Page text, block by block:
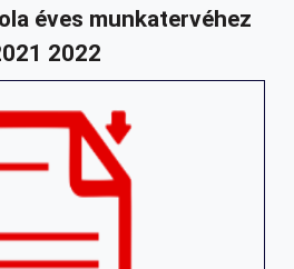
éves munkatervéhez
2022